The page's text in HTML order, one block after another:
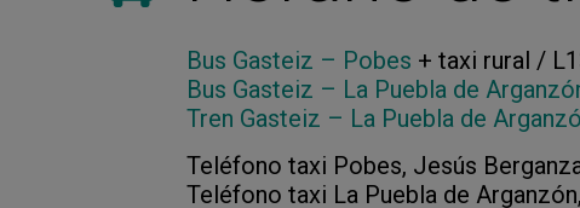
Bus Gasteiz – Pobes + taxi rural /
Bus Gasteiz – La Puebla de
Tren Gasteiz – La Puebla de
Teléfono taxi Pobes, Jesús
Teléfono taxi La Puebla de